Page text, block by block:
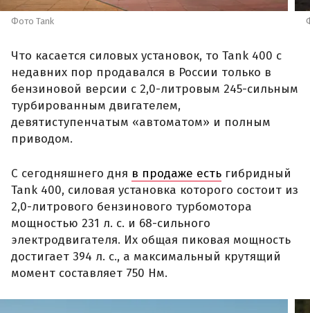
Фото Tank
Что касается силовых установок, то Tank 400 с
недавних пор продавался в России только в
бензиновой версии с 2,0-литровым 245-сильным
турбированным двигателем,
девятиступенчатым «автоматом» и полным
приводом.
С сегодняшнего дня в продаже есть гибридный
Tank 400, силовая установка которого состоит из
2,0-литрового бензинового турбомотора
мощностью 231 л. с. и 68-сильного
электродвигателя. Их общая пиковая мощность
достигает 394 л. с., а максимальный крутящий
момент составляет 750 Нм.